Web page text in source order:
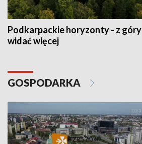
Podkarpackie horyzonty - z góry
widać więcej
GOSPODARKA